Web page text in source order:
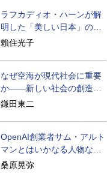
ラフカディオ・ハーンが解
明した「美しい日本」の秘
密と未来
賴住光子
なぜ空海が現代社会に重要
か――新しい社会の創造の
ために
鎌田東二
OpenAI創業者サム・アルト
マンとはいかなる人物なの
か
桑原晃弥